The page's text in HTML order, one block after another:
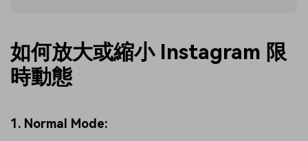
如何放大或縮小 Instagram 限
時動態
1. Normal Mode: